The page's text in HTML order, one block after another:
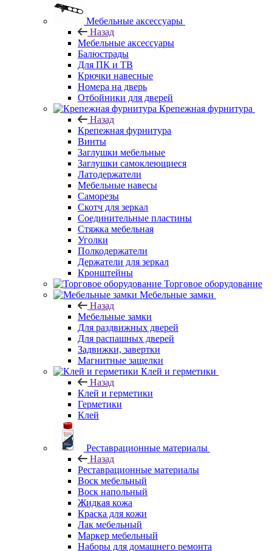
Мебельные аксессуары
Назад
Мебельные аксессуары
Балюстрады
Для ПК и ТВ
Крючки навесные
Номера на дверь
Отбойники для дверей
Крепежная фурнитура
Назад
Крепежная фурнитура
Винты
Заглушки мебельные
Заглушки самоклеющиеся
Латодержатели
Мебельные навесы
Саморезы
Скотч для зеркал
Соединительные пластины
Стяжка мебельная
Уголки
Полкодержатели
Держатели для зеркал
Кронштейны
Торговое оборудование
Мебельные замки
Назад
Мебельные замки
Для раздвижных дверей
Для распашных дверей
Задвижки, завертки
Магнитные защелки
Клей и герметики
Назад
Клей и герметики
Герметики
Клей
Реставрационные материалы
Назад
Реставрационные материалы
Воск мебельный
Воск напольный
Жидкая кожа
Краска для кожи
Лак мебельный
Маркер мебельный
Наборы для домашнего ремонта